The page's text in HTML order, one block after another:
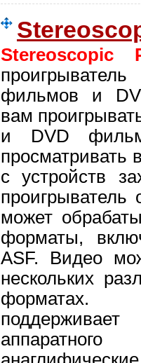
Stereoscopic
фильмов и
вам
и DVD
просматривать
с устройств
проигрыватель
может
форматы,
ASF. Видео
нескольких
форматах.
аппаратного